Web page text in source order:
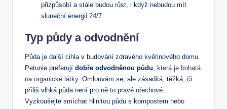
přizpůsobí a stále budou růst, i když nebudou mít
sluneční energii 24/7.
Typ půdy a odvodnění
Půda je další cihla v budování zdravého květinového domu.
Petunie preferují dobře odvodněnou půdu, která je bohatá
na organické látky. Omlouvám se, ale zásaditá, těžká, či
příliš vlhká půda není pro ně to pravé ořechové.
Vyzkoušejte smíchat hlinitou půdu s kompostem nebo